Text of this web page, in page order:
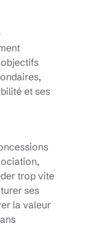
et ses
trop vite
ses
la valeur